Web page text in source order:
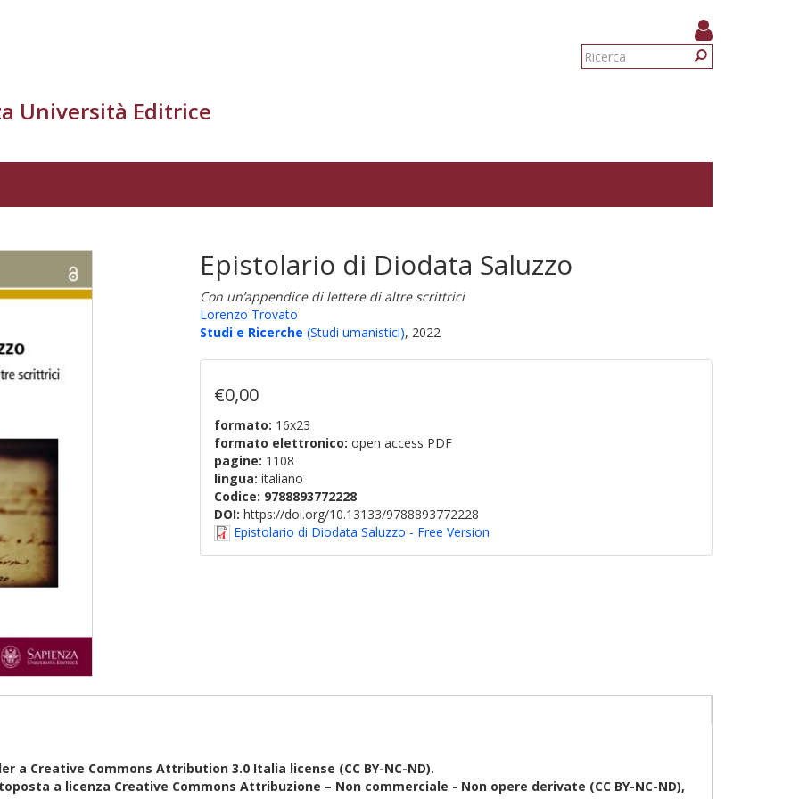
Form
Università Editrice
Epistolario di Diodata Saluzzo
Con un’appendice di lettere di altre scrittrici
Lorenzo Trovato
Studi e Ricerche (Studi umanistici), 2022
€0,00
formato: 16x23
formato elettronico: open access PDF
pagine: 1108
lingua: italiano
Codice: 9788893772228
DOI: https://doi.org/10.13133/9788893772228
Epistolario di Diodata Saluzzo - Free Version
a Creative Commons Attribution 3.0 Italia license (CC BY-NC-ND).
a licenza Creative Commons Attribuzione – Non commerciale - Non opere derivate (CC BY-NC-ND),